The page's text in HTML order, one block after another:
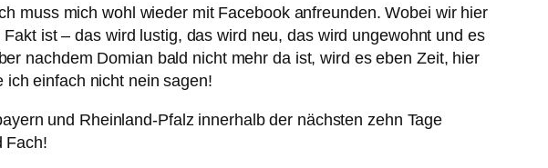
muss mich wohl wieder mit Facebook anfreunden. Wobei wir hier
ist – das wird lustig, das wird neu, das wird ungewohnt und es
nachdem Domian bald nicht mehr da ist, wird es eben Zeit, hier
einfach nicht nein sagen!
und Rheinland-Pfalz innerhalb der nächsten zehn Tage
Fach!